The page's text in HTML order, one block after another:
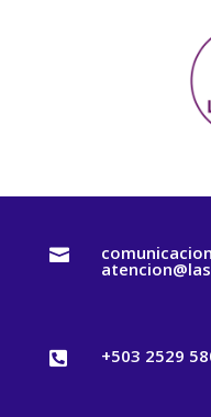

 +503 2529